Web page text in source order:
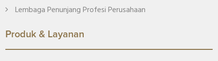
Lembaga Penunjang Profesi Perusahaan
Produk & Layanan